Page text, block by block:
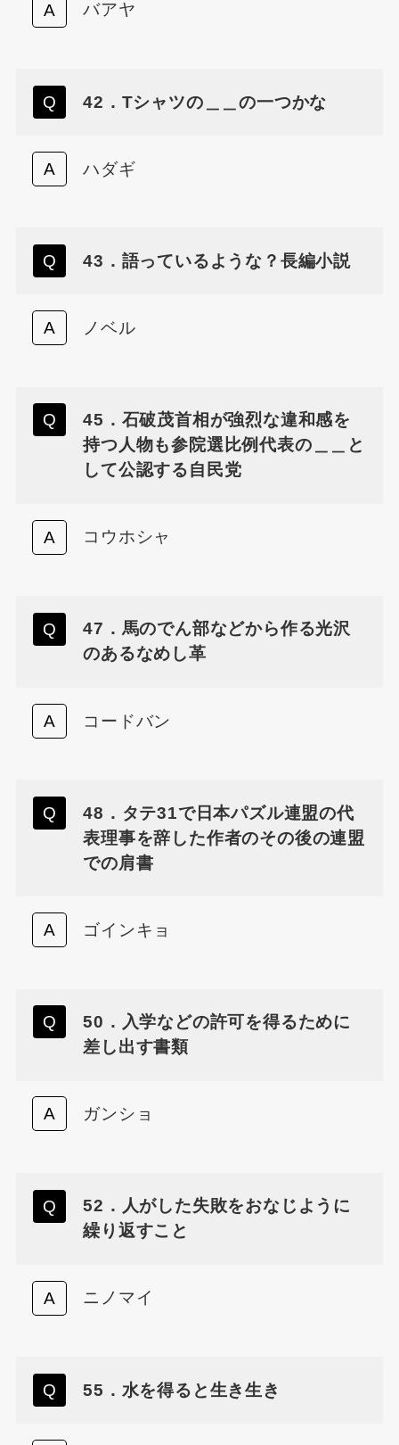
バアヤ
42．Tシャツの＿＿の一つかな
ハダギ
43．語っているような？長編小説
ノベル
45．石破茂首相が強烈な違和感を
持つ人物も参院選比例代表の＿＿と
して公認する自民党
コウホシャ
47．馬のでん部などから作る光沢
のあるなめし革
コードバン
48．タテ31で日本パズル連盟の代
表理事を辞した作者のその後の連盟
での肩書
ゴインキョ
50．入学などの許可を得るために
差し出す書類
ガンショ
52．人がした失敗をおなじように
繰り返すこと
ニノマイ
55．水を得ると生き生き